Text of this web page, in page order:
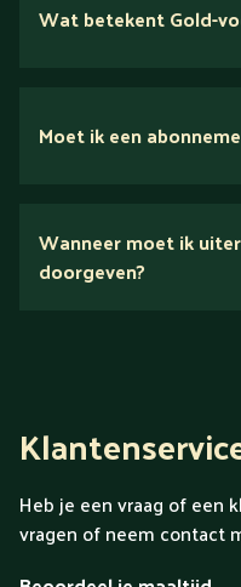
Wat betekent Gold-
Ontdek alles over
Moet ik een
Wanneer moet ik
doorgeven?
Heb je een vraag of een
vragen of neem contact